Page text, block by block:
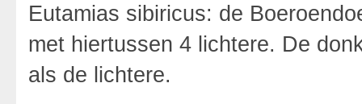
Eutamias sibiricus: de
met hiertussen 4 lichtere. De
als de lichtere.